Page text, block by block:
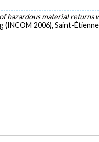
hazardous material
2006), Saint-